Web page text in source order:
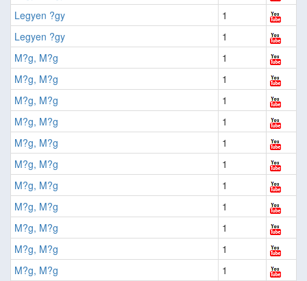
Legyen ?gy
1
Legyen ?gy
1
M?g, M?g
1
M?g, M?g
1
M?g, M?g
1
M?g, M?g
1
M?g, M?g
1
M?g, M?g
1
M?g, M?g
1
M?g, M?g
1
M?g, M?g
1
M?g, M?g
1
M?g, M?g
1